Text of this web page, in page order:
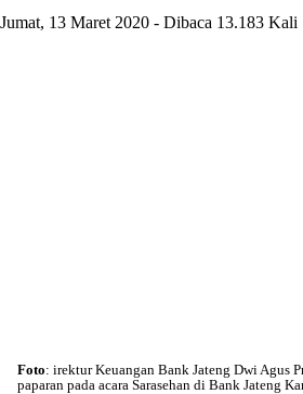
Jumat, 13 Maret 2020 - Dibaca 13.183 Kali
Foto: irektur Keuangan Bank Jateng Dwi Agus
paparan pada acara Sarasehan di Bank Jateng